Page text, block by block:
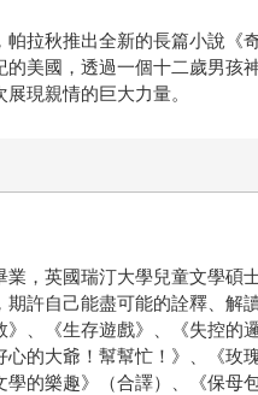
帕拉秋推出全新的長篇小說《
的美國，透過一個十二歲男孩
展現親情的巨大力量。
業，英國瑞汀大學兒童文學碩
期許自己能盡可能的詮釋、解
》、《生存遊戲》、《失控的
心的大爺！幫幫忙！》、《玫
學的樂趣》（合譯）、《保母